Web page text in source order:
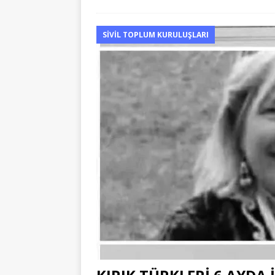
SIVIL TOPLUM KURULUŞLARI